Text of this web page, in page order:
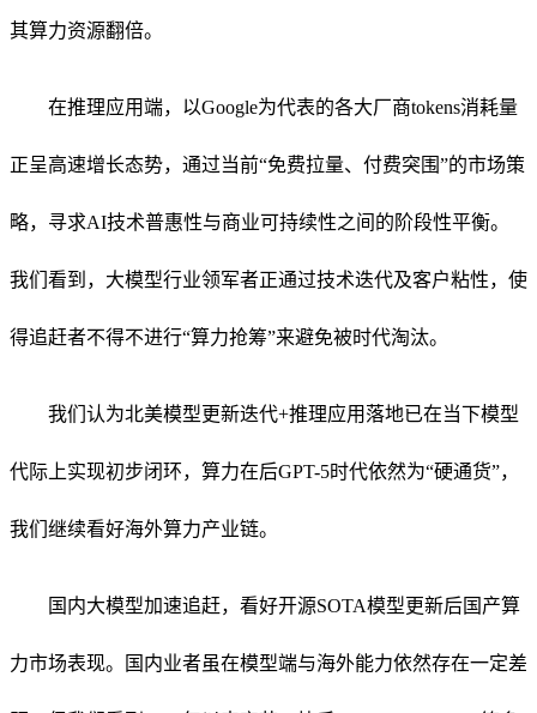
其算力资源翻倍。
在推理应用端，以Google为代表的各大厂商tokens消耗量
正呈高速增长态势，通过当前“免费拉量、付费突围”的市场策
略，寻求AI技术普惠性与商业可持续性之间的阶段性平衡。
我们看到，大模型行业领军者正通过技术迭代及客户粘性，使
得追赶者不得不进行“算力抢筹”来避免被时代淘汰。
我们认为北美模型更新迭代+推理应用落地已在当下模型
代际上实现初步闭环，算力在后GPT-5时代依然为“硬通货”，
我们继续看好海外算力产业链。
国内大模型加速追赶，看好开源SOTA模型更新后国产算
力市场表现。国内业者虽在模型端与海外能力依然存在一定差